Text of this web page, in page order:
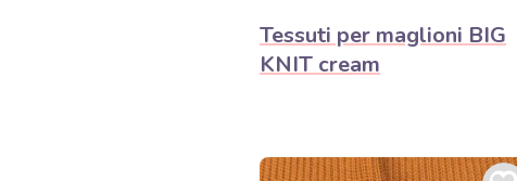
Tessuti per maglioni BIG
KNIT cream